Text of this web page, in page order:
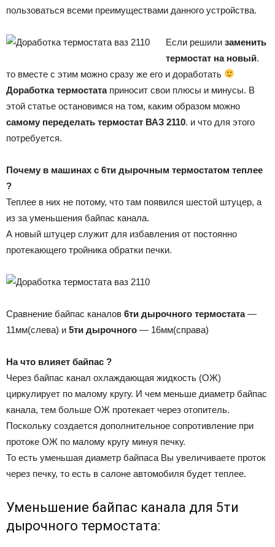
пользоваться всеми преимуществами данного устройства.
Если решили заменить
термостат на новый.
то вместе с этим можно сразу же его и доработать
Доработка термостатаприносит свои плюсы и минусы. В
этой статье остановимся на том, каким образом можно
самому переделать термостат ВАЗ 2110. и что для этого
потребуется.
Почему в машинах с 6ти дырочным термостатом теплее
?
Теплее в них не потому, что там появился шестой штуцер, а
из за уменьшения байпас канала.
А новый штуцер служит для избавления от постоянно
протекающего тройника обратки печки.
Сравнение байпас каналов 6ти дырочного термостата—
11мм(слева) и 5ти дырочного — 16мм(справа)
На что влияет байпас ?
Через байпас канал охлаждающая жидкость (ОЖ)
циркулирует по малому кругу. И чем меньше диаметр байпас
канала, тем больше ОЖ протекает через отопитель.
Поскольку создается дополнительное сопротивление при
протоке ОЖ по малому кругу минуя печку.
То есть уменьшая диаметр байпаса Вы увеличиваете проток
через печку, то есть в салоне автомобиля будет теплее.
Уменьшение байпас канала для 5ти
дырочного термостата: